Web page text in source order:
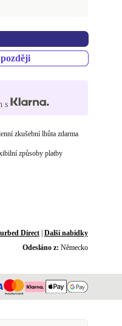
s
zkušební lhůta zdarma
způsoby platby
Direct| Další nabídky
Odesláno z: Německo